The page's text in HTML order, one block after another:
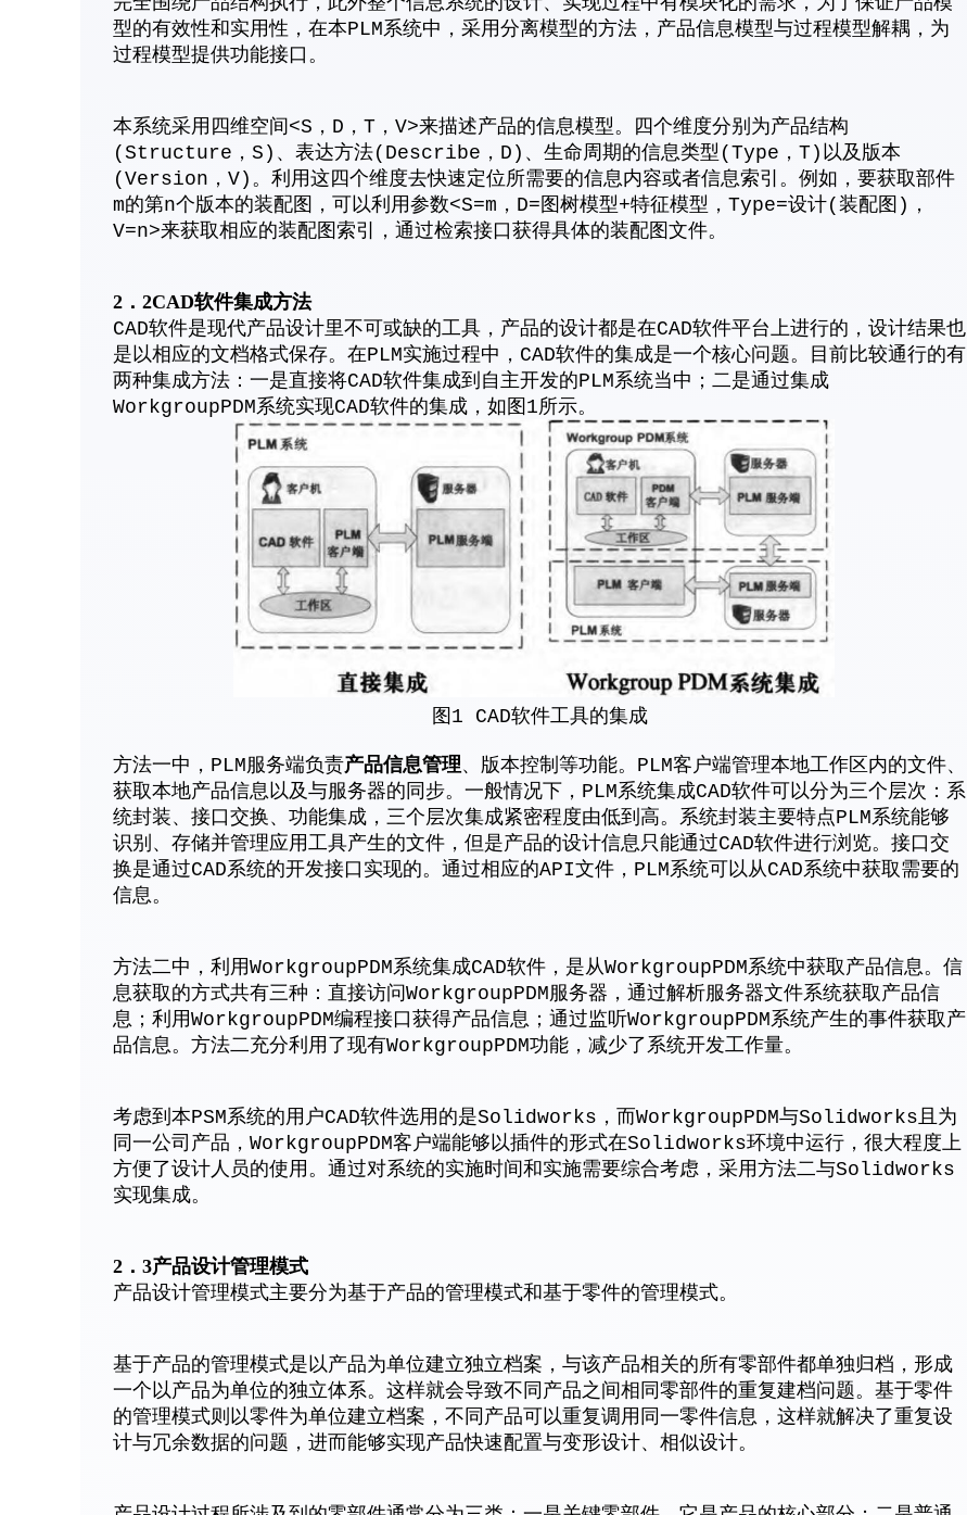
型的有效性和实用性，在本PLM系统中，采用分离模型的方法，产品信息模型与过程模型解耦，为
过程模型提供功能接口。
本系统采用四维空间<S，D，T，V>来描述产品的信息模型。四个维度分别为产品结构
(Structure，S)、表达方法(Describe，D)、生命周期的信息类型(Type，T)以及版本
(Version，V)。利用这四个维度去快速定位所需要的信息内容或者信息索引。例如，要获取部件
m的第n个版本的装配图，可以利用参数<S=m，D=图树模型+特征模型，Type=设计(装配图)，
V=n>来获取相应的装配图索引，通过检索接口获得具体的装配图文件。
2．2CAD软件集成方法
CAD软件是现代产品设计里不可或缺的工具，产品的设计都是在CAD软件平台上进行的，设计结果也
是以相应的文档格式保存。在PLM实施过程中，CAD软件的集成是一个核心问题。目前比较通行的有
两种集成方法：一是直接将CAD软件集成到自主开发的PLM系统当中；二是通过集成
WorkgroupPDM系统实现CAD软件的集成，如图1所示。
图1 CAD软件工具的集成
方法一中，PLM服务端负责产品信息管理、版本控制等功能。PLM客户端管理本地工作区内的文件、
获取本地产品信息以及与服务器的同步。一般情况下，PLM系统集成CAD软件可以分为三个层次：系
统封装、接口交换、功能集成，三个层次集成紧密程度由低到高。系统封装主要特点PLM系统能够
识别、存储并管理应用工具产生的文件，但是产品的设计信息只能通过CAD软件进行浏览。接口交
换是通过CAD系统的开发接口实现的。通过相应的API文件，PLM系统可以从CAD系统中获取需要的
信息。
方法二中，利用WorkgroupPDM系统集成CAD软件，是从WorkgroupPDM系统中获取产品信息。信
息获取的方式共有三种：直接访问WorkgroupPDM服务器，通过解析服务器文件系统获取产品信
息；利用WorkgroupPDM编程接口获得产品信息；通过监听WorkgroupPDM系统产生的事件获取产
品信息。方法二充分利用了现有WorkgroupPDM功能，减少了系统开发工作量。
考虑到本PSM系统的用户CAD软件选用的是Solidworks，而WorkgroupPDM与Solidworks且为
同一公司产品，WorkgroupPDM客户端能够以插件的形式在Solidworks环境中运行，很大程度上
方便了设计人员的使用。通过对系统的实施时间和实施需要综合考虑，采用方法二与Solidworks
实现集成。
2．3产品设计管理模式
产品设计管理模式主要分为基于产品的管理模式和基于零件的管理模式。
基于产品的管理模式是以产品为单位建立独立档案，与该产品相关的所有零部件都单独归档，形成
一个以产品为单位的独立体系。这样就会导致不同产品之间相同零部件的重复建档问题。基于零件
的管理模式则以零件为单位建立档案，不同产品可以重复调用同一零件信息，这样就解决了重复设
计与冗余数据的问题，进而能够实现产品快速配置与变形设计、相似设计。